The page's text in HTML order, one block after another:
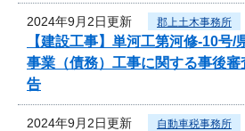
2024年9月2日更新 郡上土木事務所
【建設工事】単河工第河修-10
事業（債務）工事に関する事後
告
2024年9月2日更新 自動車税事務所